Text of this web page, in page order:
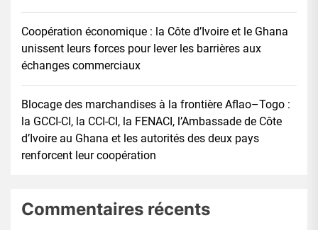
Coopération économique : la Côte d’Ivoire et le Ghana
unissent leurs forces pour lever les barrières aux
échanges commerciaux
Blocage des marchandises à la frontière Aflao–Togo :
la GCCI-CI, la CCI-CI, la FENACI, l’Ambassade de Côte
d’Ivoire au Ghana et les autorités des deux pays
renforcent leur coopération
Commentaires récents